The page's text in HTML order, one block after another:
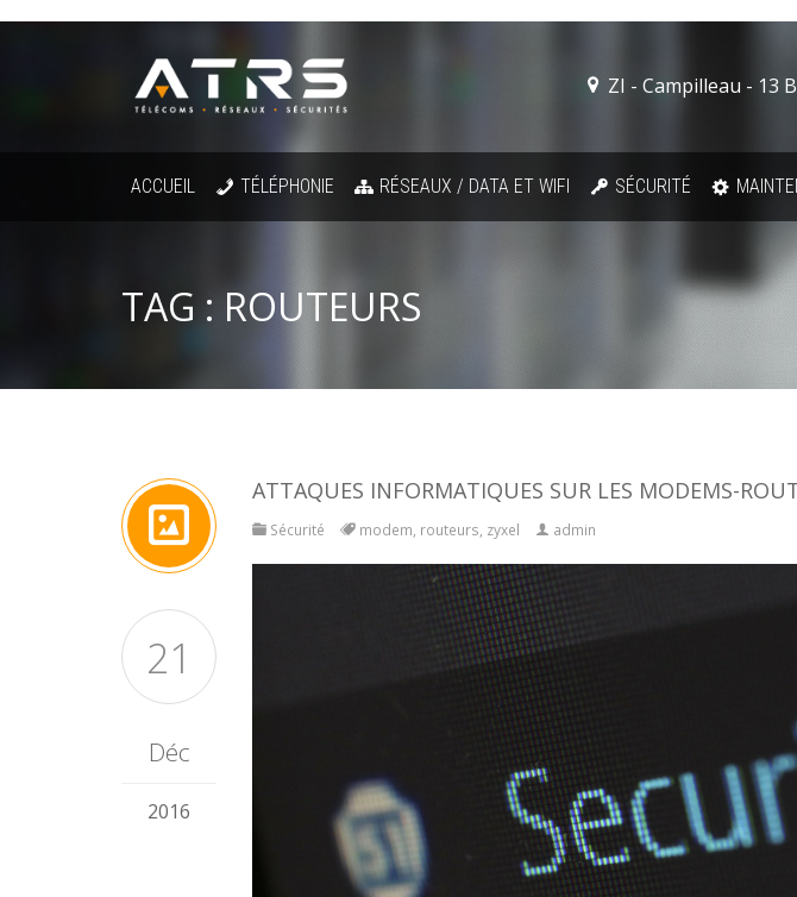
ZI - Campilleau - 13
ACCUEIL TÉLÉPHONIE RÉSEAUX / DATA ET WIFI SÉCURITÉ
TAG : ROUTEURS
21
Déc
2016
ATTAQUES INFORMATIQUES SUR LES MODEMS-
Sécurité modem, routeurs, zyxel admin